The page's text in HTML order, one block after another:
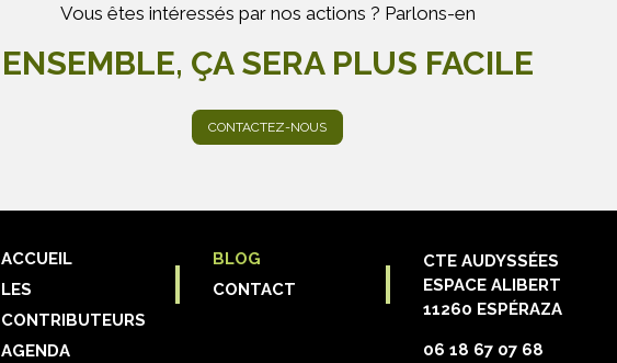
Vous êtes intéressés par nos actions ? Parlons-en
ENSEMBLE, ÇA SERA PLUS FACILE
CONTACTEZ-NOUS
ACCUEIL
LES
CONTRIBUTEURS
AGENDA
BLOG
CONTACT
CTE AUDYSSÉES
ESPACE ALIBERT
11260 ESPÉRAZA
06 18 67 07 68